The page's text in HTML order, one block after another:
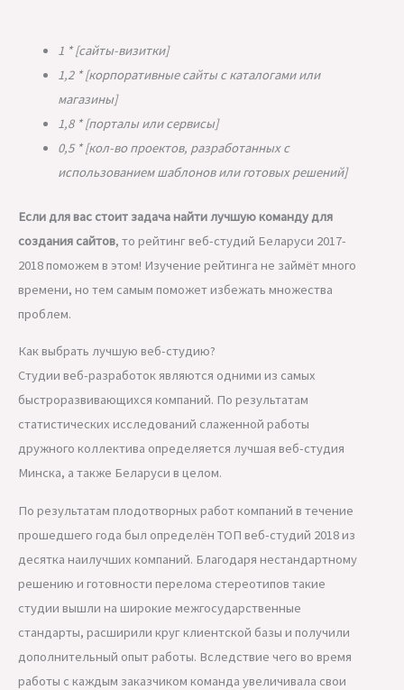
1 * [сайты-визитки]
1,2 * [корпоративные сайты с каталогами или
магазины]
1,8 * [порталы или сервисы]
0,5 * [кол-во проектов, разработанных с
использованием шаблонов или готовых решений]
Если для вас стоит задача найти лучшую команду для
создания сайтов, то рейтинг веб-студий Беларуси 2017-
2018 поможем в этом! Изучение рейтинга не займёт много
времени, но тем самым поможет избежать множества
проблем.
Как выбрать лучшую веб-студию?
Студии веб-разработок являются одними из самых
быстроразвивающихся компаний. По результатам
статистических исследований слаженной работы
дружного коллектива определяется лучшая веб-студия
Минска, а также Беларуси в целом.
По результатам плодотворных работ компаний в течение
прошедшего года был определён ТОП веб-студий 2018 из
десятка наилучших компаний. Благодаря нестандартному
решению и готовности перелома стереотипов такие
студии вышли на широкие межгосударственные
стандарты, расширили круг клиентской базы и получили
дополнительный опыт работы. Вследствие чего во время
работы с каждым заказчиком команда увеличивала свои